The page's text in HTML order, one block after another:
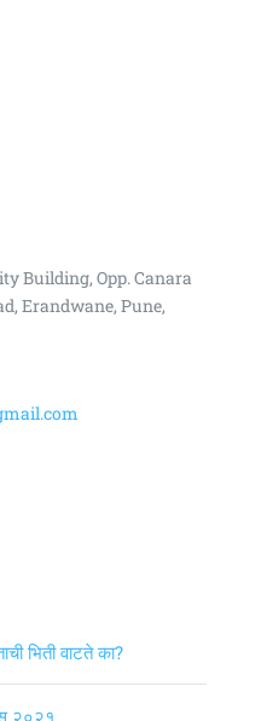
Building, Opp. Canara
Erandwane, Pune,
भिती वाटते का?
२०२१